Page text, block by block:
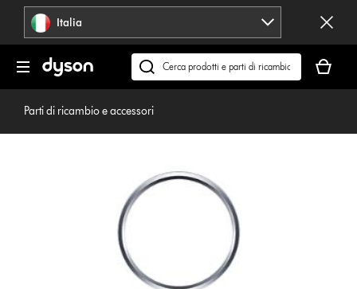
navigazione Italia
Cerca
su
dyson.it
carrello
è
Parti di ricambio e accessori